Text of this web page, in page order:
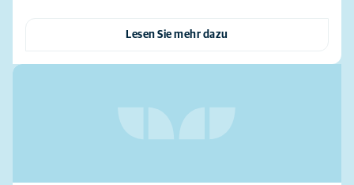
Lesen Sie mehr dazu